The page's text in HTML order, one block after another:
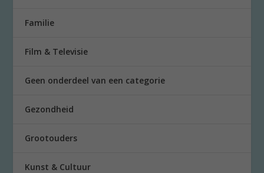
Familie
Film & Televisie
Geen onderdeel van een categorie
Gezondheid
Grootouders
Kunst & Cultuur